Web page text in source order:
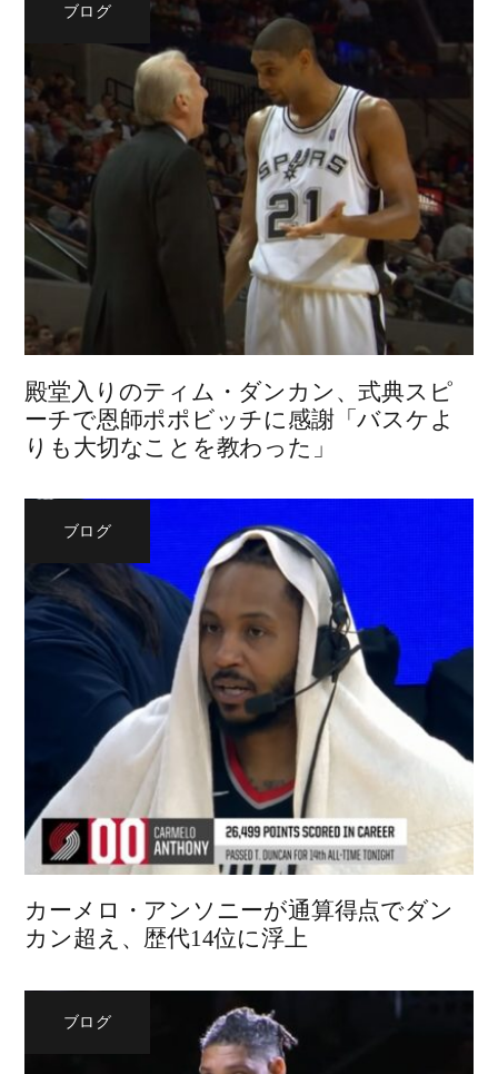
ブログ
殿堂入りのティム・ダンカン、式典スピ
ーチで恩師ポポビッチに感謝「バスケよ
りも大切なことを教わった」
ブログ
カーメロ・アンソニーが通算得点でダン
カン超え、歴代14位に浮上
ブログ